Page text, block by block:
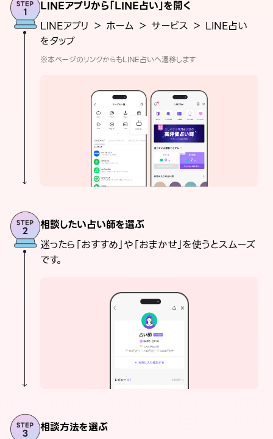
LINEアプリから「LINE占い」を開く
LINEアプリ ＞ ホーム ＞ サービス ＞ LINE占い
をタップ
※本ページのリンクからもLINE占いへ遷移します
相談したい占い師を選ぶ
迷ったら「おすすめ」や「おまかせ」を使うとスムーズ
です。
相談方法を選ぶ